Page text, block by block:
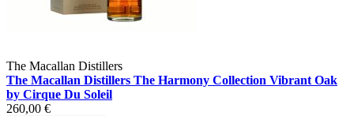
The Macallan Distillers
The Macallan Distillers The Harmony Collection Vibrant Oak
by Cirque Du Soleil
260,00 €